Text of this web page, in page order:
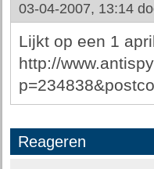
03-04-2007, 13:14
Lijkt op een 1
http://
Reageren